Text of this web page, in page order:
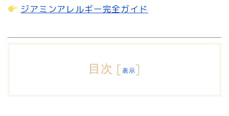
ジアミンアレルギー完全ガイド
目次 [ 表示]